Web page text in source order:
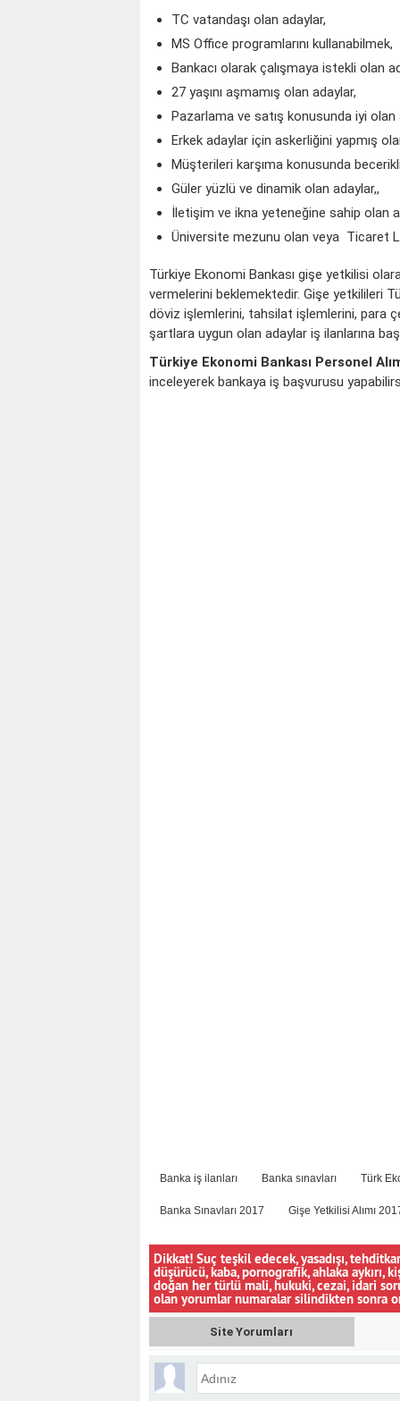
TC vatandaşı olan adaylar,
MS Office programlarını kullanabilmek,
Bankacı olarak çalışmaya istekli olan
27 yaşını aşmamış olan adaylar,
Pazarlama ve satış konusunda iyi olan
Erkek adaylar için askerliğini yapmış
Müşterileri karşıma konusunda
Güler yüzlü ve dinamik olan adaylar,,
İletişim ve ikna yeteneğine sahip olan
Üniversite mezunu olan veya Ticaret
Türkiye Ekonomi Bankası gişe yetkilisi
vermelerini beklemektedir. Gişe yetkilileri
döviz işlemlerini, tahsilat işlemlerini, para
şartlara uygun olan adaylar iş ilanlarına
Türkiye Ekonomi Bankası Personel
inceleyerek bankaya iş başvurusu
Banka iş ilanları Banka sınavları Türk
Banka Sınavları 2017 Gişe Yetkilisi Alımı
Dikkat! Suç teşkil edecek, yasadışı,
düşürücü, kaba, pornografik, ahlaka
doğan her türlü mali, hukuki, cezai, idari
olan yorumlar numaralar silindikten sonra
Site Yorumları